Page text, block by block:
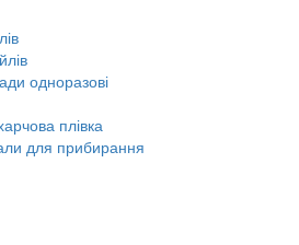
одноразові
плівка
для прибирання